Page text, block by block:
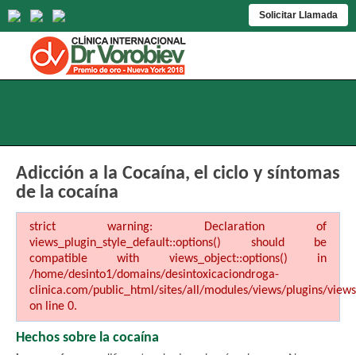
Solicitar Llamada
Adicción a la Cocaína, el ciclo y síntomas
de la cocaína
strict warning: Declaration of
views_plugin_style_default::options() should be
compatible with views_object::options() in
/home/desinto1/domains/desintoxicaciondroga-
clinica.com/public_html/sites/all/modules/views/plugins/
on line 0.
Hechos sobre la cocaína